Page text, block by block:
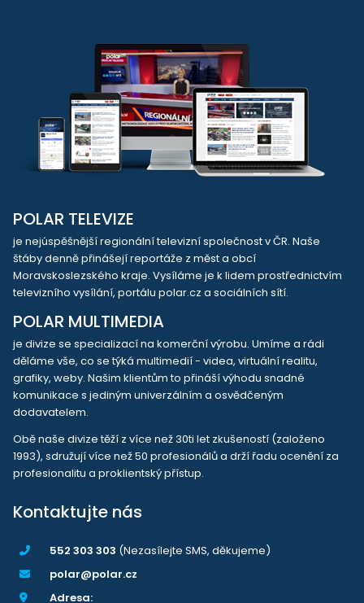
POLAR TELEVIZE
je nejúspěšnější regionální televizní společnost v ČR. Naše
štáby denně přinášejí reportáže z měst a obcí
Moravskoslezského kraje. Vysíláme je k lidem prostřednictvím
televizního vysílání, portálu polar.cz a sociálních sítí.
POLAR MULTIMEDIA
je divize se specializací na komerční výrobu. Umíme a rádi
děláme vše, co se týká multimedií - videa, virtuální realitu,
grafiky, weby. Našim klientům to přináší výhodu snadné
komunikace s jediným univerzálním a osvědčeným
dodavatelem.
Obě naše divize těží z více než 30ti let zkušeností (založeno
1993), sdružují více než 50 profesionálů a drží řadu ocenění za
profesionalitu a proklientský přístup.
Kontaktujte nás
552 303 303 (Nezasílejte SMS, děkujeme)
polar@polar.cz
Adresa: